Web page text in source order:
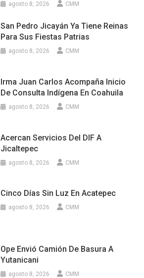
agosto 8, 2026 CMM
San Pedro Jicayán Ya Tiene Reinas
Para Sus Fiestas Patrias
agosto 8, 2026 CMM
Irma Juan Carlos Acompaña Inicio
De Consulta Indígena En Coahuila
agosto 8, 2026 CMM
Acercan Servicios Del DIF A
Jicaltepec
agosto 8, 2026 CMM
Cinco Días Sin Luz En Acatepec
agosto 8, 2026 CMM
Ope Envió Camión De Basura A
Yutanicani
agosto 8, 2026 CMM